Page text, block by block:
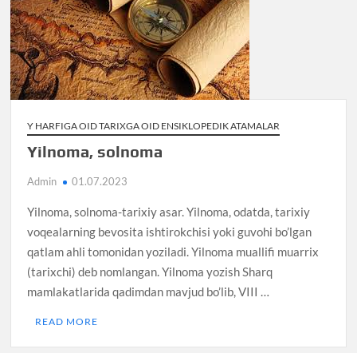
Y HARFIGA OID TARIXGA OID ENSIKLOPEDIK ATAMALAR
Yilnoma, solnoma
Admin 01.07.2023
Yilnoma, solnoma-tarixiy asar. Yilnoma, odatda, tarixiy
voqealarning bevosita ishtirokchisi yoki guvohi bo’lgan
qatlam ahli tomonidan yoziladi. Yilnoma muallifi muarrix
(tarixchi) deb nomlangan. Yilnoma yozish Sharq
mamlakatlarida qadimdan mavjud bo’lib, VIII …
READ MORE